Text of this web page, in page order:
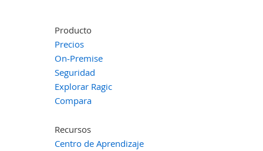
Producto
Precios
On-Premise
Seguridad
Explorar Ragic
Compara
Recursos
Centro de Aprendizaje